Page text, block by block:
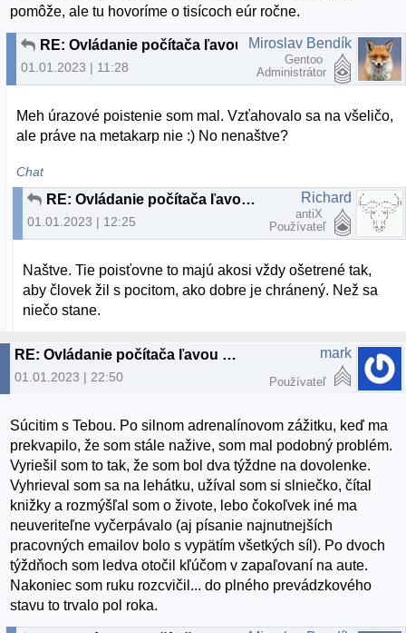
pomôže, ale tu hovoríme o tisícoch eúr ročne.
RE: Ovládanie počítača ľavou prednou
01.01.2023 | 11:28
Miroslav Bendík
Gentoo
Administrátor
Meh úrazové poistenie som mal. Vzťahovalo sa na všeličo,
ale práve na metakarp nie :) No nenaštve?
Chat
RE: Ovládanie počítača ľavou prednou
01.01.2023 | 12:25
Richard
antiX
Používateľ
Naštve. Tie poisťovne to majú akosi vždy ošetrené tak,
aby človek žil s pocitom, ako dobre je chránený. Než sa
niečo stane.
RE: Ovládanie počítača ľavou prednou
01.01.2023 | 22:50
mark
Používateľ
Súcitim s Tebou. Po silnom adrenalínovom zážitku, keď ma
prekvapilo, že som stále nažive, som mal podobný problém.
Vyriešil som to tak, že som bol dva týždne na dovolenke.
Vyhrieval som sa na lehátku, užíval som si slniečko, čítal
knižky a rozmýšľal som o živote, lebo čokoľvek iné ma
neuveriteľne vyčerpávalo (aj písanie najnutnejších
pracovných emailov bolo s vypätím všetkých síl). Po dvoch
týždňoch som ledva otočil kľúčom v zapaľovaní na aute.
Nakoniec som ruku rozcvičil... do plného prevádzkového
stavu to trvalo pol roka.